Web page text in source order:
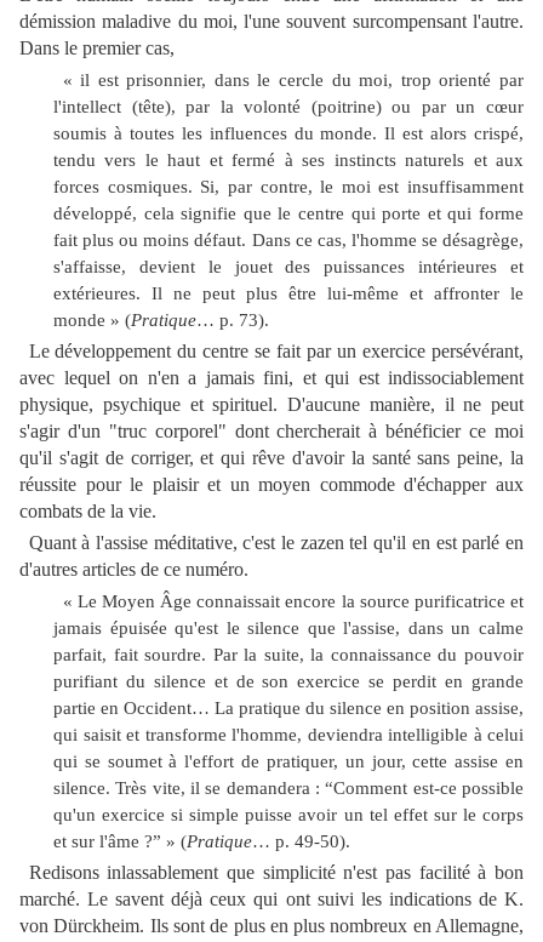
démission maladive du moi, l'une souvent surcompensant l'autre.
Dans le premier cas,
« il est prisonnier, dans le cercle du moi, trop orienté par
l'intellect (tête), par la volonté (poitrine) ou par un cœur
soumis à toutes les influences du monde. Il est alors crispé,
tendu vers le haut et fermé à ses instincts naturels et aux
forces cosmiques. Si, par contre, le moi est insuffisamment
développé, cela signifie que le centre qui porte et qui forme
fait plus ou moins défaut. Dans ce cas, l'homme se désagrège,
s'affaisse, devient le jouet des puissances intérieures et
extérieures. Il ne peut plus être lui-même et affronter le
monde » (Pratique… p. 73).
Le développement du centre se fait par un exercice persévérant,
avec lequel on n'en a jamais fini, et qui est indissociablement
physique, psychique et spirituel. D'aucune manière, il ne peut
s'agir d'un "truc corporel" dont chercherait à bénéficier ce moi
qu'il s'agit de corriger, et qui rêve d'avoir la santé sans peine, la
réussite pour le plaisir et un moyen commode d'échapper aux
combats de la vie.
Quant à l'assise méditative, c'est le zazen tel qu'il en est parlé en
d'autres articles de ce numéro.
« Le Moyen Âge connaissait encore la source purificatrice et
jamais épuisée qu'est le silence que l'assise, dans un calme
parfait, fait sourdre. Par la suite, la connaissance du pouvoir
purifiant du silence et de son exercice se perdit en grande
partie en Occident… La pratique du silence en position assise,
qui saisit et transforme l'homme, deviendra intelligible à celui
qui se soumet à l'effort de pratiquer, un jour, cette assise en
silence. Très vite, il se demandera : “Comment est-ce possible
qu'un exercice si simple puisse avoir un tel effet sur le corps
et sur l'âme ?” » (Pratique… p. 49-50).
Redisons inlassablement que simplicité n'est pas facilité à bon
marché. Le savent déjà ceux qui ont suivi les indications de K.
von Dürckheim. Ils sont de plus en plus nombreux en Allemagne,